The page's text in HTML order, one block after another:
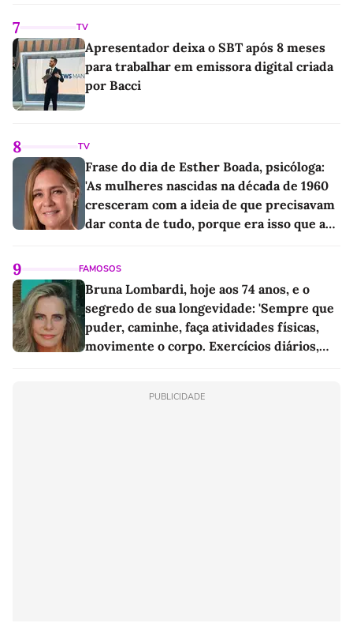
7 TV
Apresentador deixa o SBT após 8 meses
para trabalhar em emissora digital criada
por Bacci
8 TV
Frase do dia de Esther Boada, psicóloga:
'As mulheres nascidas na década de 1960
cresceram com a ideia de que precisavam
dar conta de tudo, porque era isso que a
9 FAMOSOS
Bruna Lombardi, hoje aos 74 anos, e o
segredo de sua longevidade: 'Sempre que
puder, caminhe, faça atividades físicas,
movimente o corpo. Exercícios diários,
PUBLICIDADE